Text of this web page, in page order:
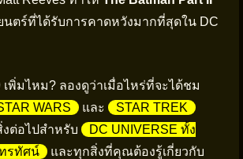
นตร์ที่ได้รับการคาดหวังมากที่สุดใน DC
เพิ่มไหม? ลองดูว่าเมื่อไหร่ที่จะได้ชม
WARS และ
STAR TREK
ต่อไปสำหรับ
DC UNIVERSE ทั้ง
รทัศน์
และทุกสิ่งที่คุณต้องรู้เกี่ยวกับ